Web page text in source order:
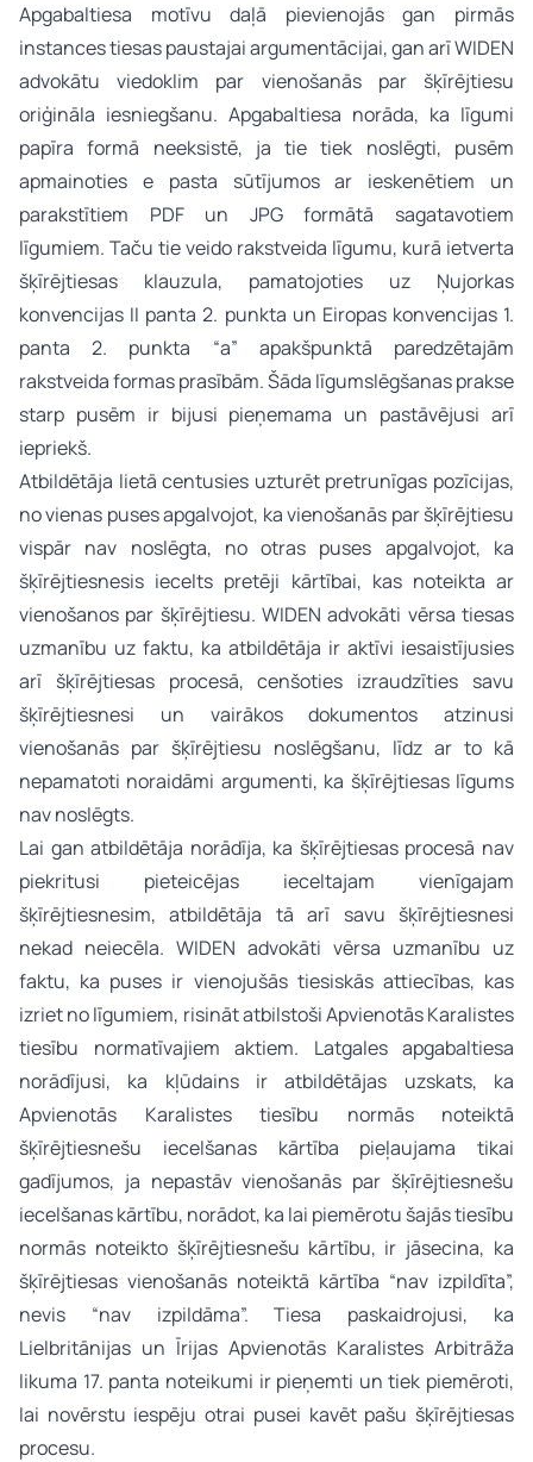
Apgabaltiesa motīvu daļā pievienojās gan pirmās
instances tiesas paustajai argumentācijai, gan arī WIDEN
advokātu viedoklim par vienošanās par šķīrējtiesu
oriģināla iesniegšanu. Apgabaltiesa norāda, ka līgumi
papīra formā neeksistē, ja tie tiek noslēgti, pusēm
apmainoties e pasta sūtījumos ar ieskenētiem un
parakstītiem PDF un JPG formātā sagatavotiem
līgumiem. Taču tie veido rakstveida līgumu, kurā ietverta
šķīrējtiesas klauzula, pamatojoties uz Ņujorkas
konvencijas II panta 2. punkta un Eiropas konvencijas 1.
panta 2. punkta “a” apakšpunktā paredzētajām
rakstveida formas prasībām. Šāda līgumslēgšanas prakse
starp pusēm ir bijusi pieņemama un pastāvējusi arī
iepriekš.
Atbildētāja lietā centusies uzturēt pretrunīgas pozīcijas,
no vienas puses apgalvojot, ka vienošanās par šķīrējtiesu
vispār nav noslēgta, no otras puses apgalvojot, ka
šķīrējtiesnesis iecelts pretēji kārtībai, kas noteikta ar
vienošanos par šķīrējtiesu. WIDEN advokāti vērsa tiesas
uzmanību uz faktu, ka atbildētāja ir aktīvi iesaistījusies
arī šķīrējtiesas procesā, cenšoties izraudzīties savu
šķīrējtiesnesi un vairākos dokumentos atzinusi
vienošanās par šķīrējtiesu noslēgšanu, līdz ar to kā
nepamatoti noraidāmi argumenti, ka šķīrējtiesas līgums
nav noslēgts.
Lai gan atbildētāja norādīja, ka šķīrējtiesas procesā nav
piekritusi pieteicējas ieceltajam vienīgajam
šķīrējtiesnesim, atbildētāja tā arī savu šķīrējtiesnesi
nekad neiecēla. WIDEN advokāti vērsa uzmanību uz
faktu, ka puses ir vienojušās tiesiskās attiecības, kas
izriet no līgumiem, risināt atbilstoši Apvienotās Karalistes
tiesību normatīvajiem aktiem. Latgales apgabaltiesa
norādījusi, ka kļūdains ir atbildētājas uzskats, ka
Apvienotās Karalistes tiesību normās noteiktā
šķīrējtiesnešu iecelšanas kārtība pieļaujama tikai
gadījumos, ja nepastāv vienošanās par šķīrējtiesnešu
iecelšanas kārtību, norādot, ka lai piemērotu šajās tiesību
normās noteikto šķīrējtiesnešu kārtību, ir jāsecina, ka
šķīrējtiesas vienošanās noteiktā kārtība “nav izpildīta”,
nevis “nav izpildāma”. Tiesa paskaidrojusi, ka
Lielbritānijas un Īrijas Apvienotās Karalistes Arbitrāža
likuma 17. panta noteikumi ir pieņemti un tiek piemēroti,
lai novērstu iespēju otrai pusei kavēt pašu šķīrējtiesas
procesu.